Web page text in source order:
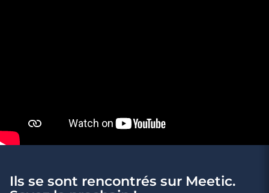
Ils se sont rencontrés sur Meetic.